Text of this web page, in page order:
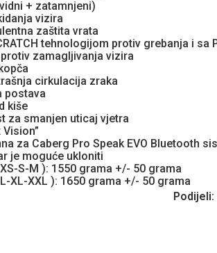
+ zatamnjeni)
vizira
zaštita vrata
tehnologijom protiv grebanja i sa
zamagljivanja vizira
cirkulacija zraka
postava
kiše
za smanjen uticaj vjetra
za Caberg Pro Speak EVO Bluetooth
je moguće ukloniti
S-M ): 1550 grama +/- 50 grama
XL-XXL ): 1650 grama +/- 50 grama
Podijeli: